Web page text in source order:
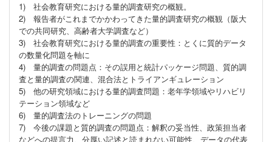
1) 社会教育研究における量的調査研究の概観。
2) 報告者がこれまでかかわってきた量的調査研究の概観（阪大
での共同研究、高齢者大学調査など）
3) 社会教育研究における量的調査の重要性：とくに質的データ
の数量化問題を軸に
4) 量的調査の問題点：その誤用と統計パッケージ問題、質的調
査と量的調査の関連、混合法とトライアンギュレーション
5) 他の研究領域における量的調査問題：老年学領域やリハビリ
テーション領域など
6) 量的調査法のトレーニングの問題
7) 今後の課題と質的調査の問題点：解釈の妥当性、政策担当者
などへの提言力、分厚い記述と読まれない可能性、データの代表